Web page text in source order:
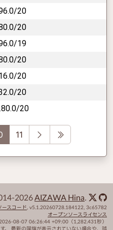
20
20
19
20
20
20
20
11 Next Last
2026AIZAWA Hina.
ースコード, v5.1.20260728.184122, 3c65782
オープンソースライセンス
08-07 06:26:44 +09:00 （1,282.431秒）
。 最新の国旗が表示されていない場合や、誤